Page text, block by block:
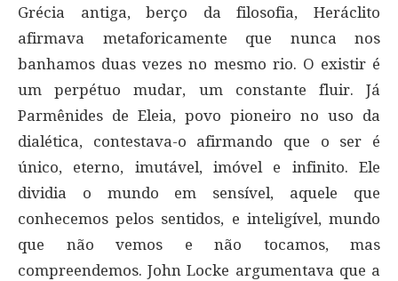
Grécia antiga, berço da filosofia, Heráclito
afirmava metaforicamente que nunca nos
banhamos duas vezes no mesmo rio. O existir é
um perpétuo mudar, um constante fluir. Já
Parmênides de Eleia, povo pioneiro no uso da
dialética, contestava-o afirmando que o ser é
único, eterno, imutável, imóvel e infinito. Ele
dividia o mundo em sensível, aquele que
conhecemos pelos sentidos, e inteligível, mundo
que não vemos e não tocamos, mas
compreendemos. John Locke argumentava que a